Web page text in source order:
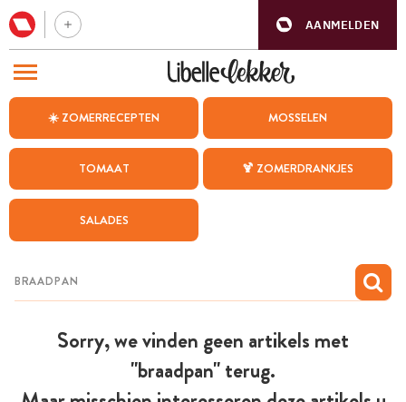
AANMELDEN
☀️ ZOMERRECEPTEN MOSSELEN
TOMAAT 🍹 ZOMERDRANKJES
SALADES
Sorry, we vinden geen artikels met
"braadpan" terug.
BEZOEK ONZE ANDERE WEBSITES
WEEKMENU
CHAT MET MAIA
MIJN BEWAARDE RECEPTEN